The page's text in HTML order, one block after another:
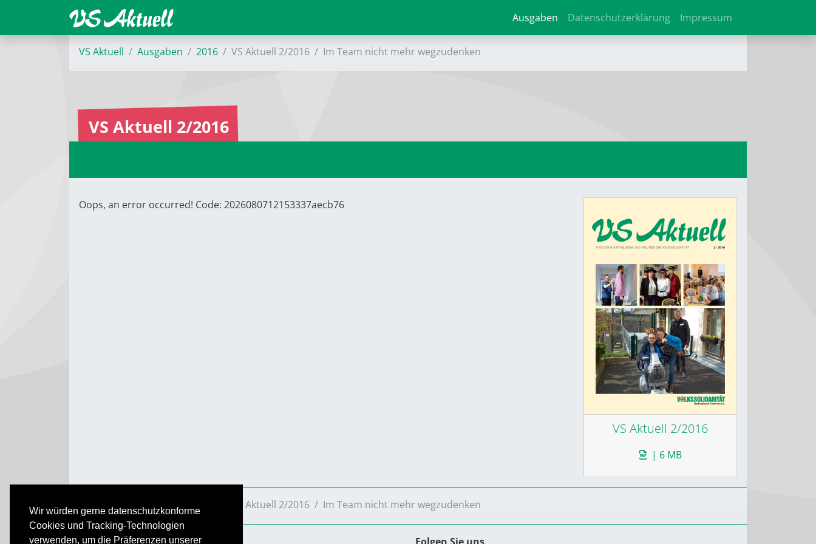
Wir würden gerne datenschutzkonforme
Cookies und Tracking-Technologien
verwenden, um die Präferenzen unserer
Ausgaben Datenschutzerklärung Impressum
VS Aktuell Ausgaben 2016 VS Aktuell 2/2016 Im Team nicht mehr wegzudenken
VS Aktuell 2/2016
VS Aktuell 2/2016
| 6 MB
Oops, an error occurred! Code: 2026080712153337aecb76
VS Aktuell Ausgaben VS Aktuell 2/2016 Im Team nicht mehr wegzudenken